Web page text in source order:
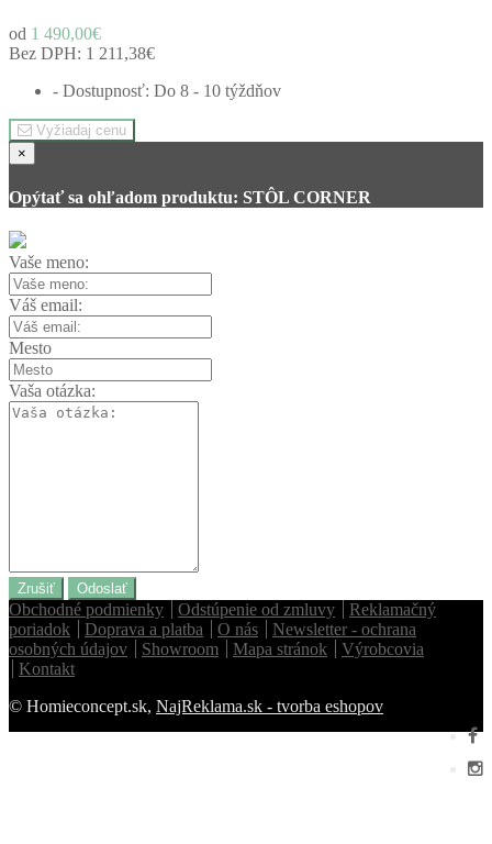
od 1 490,00€
Bez DPH: 1 211,38€
- Dostupnosť: Do 8 - 10 týždňov
Vyžiadaj cenu
×
Opýtať sa ohľadom produktu: STÔL CORNER
Vaše meno:
Váš email:
Mesto
Vaša otázka:
Zrušiť Odoslať
Obchodné podmienky Odstúpenie od zmluvy
Reklamačný
poriadok
Doprava a platba O nás
Newsletter - ochrana
osobných údajov
Showroom Mapa stránok
Výrobcovia
Kontakt
© Homieconcept.sk, NajReklama.sk - tvorba eshopov